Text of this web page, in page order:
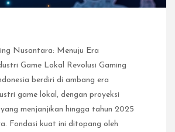
Nusantara: Menuju Era
Game Lokal Revolusi Gaming
berdiri di ambang era
game lokal, dengan proyeksi
menjanjikan hingga tahun 2025
Fondasi kuat ini ditopang oleh